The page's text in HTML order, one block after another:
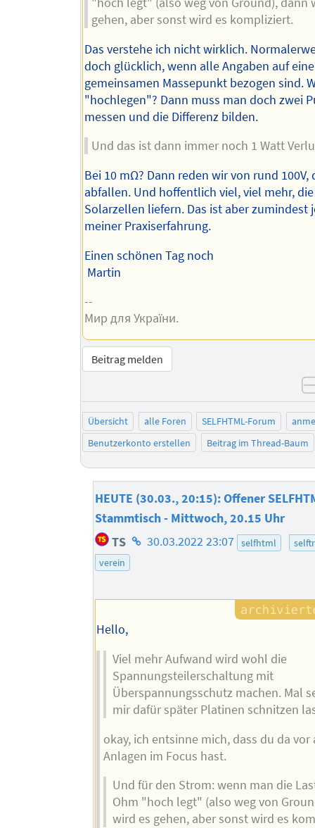
gehen, aber sonst wird es kompliziert.
Das verstehe ich nicht wirklich.
doch glücklich, wenn alle Angaben auf
gemeinsamen Massepunkt bezogen sind.
"hochlegen"? Dann muss man doch zwei
messen und die Differenz bilden.
Und das ist dann immer noch 1 Watt
Bei 10 mΩ? Dann reden wir von rund 100V,
abfallen. Und hoffentlich viel, viel mehr,
Solarzellen liefern. Das ist aber zumindest
meiner Praxiserfahrung.
Einen schönen Tag noch
Martin
--
Мир для України.
Beitrag melden
Übersicht alle Foren SELFHTML-Forum
Benutzerkonto erstellen
Beitrag im Thread-Baum
HEUTE (30.03., 20:15): Offener
Stammtisch - Mittwoch, 20.15 Uhr
TS Homepage
des
30.03.2022 23:07 selfhtml
verein
Hello,
Viel mehr Aufwand wird wohl die
Spannungsteilerschaltung mit
Überspannungsschutz machen. Mal
mir dafür später Platinen schnitzen
okay, ich entsinne mich, dass du da vor
Anlagen im Focus hast.
Und für den Strom: wenn man die
Ohm "hoch legt" (also weg von
wird es gehen, aber sonst wird es